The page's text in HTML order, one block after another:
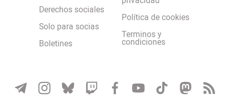
Derechos sociales
Solo para socias
Boletines
Política de cookies
Terminos y
condiciones